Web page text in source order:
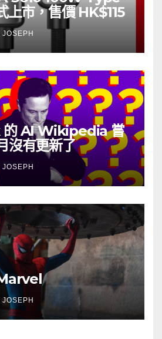
上市，售價 HK$115
JOSEPH
AI Wikipedia 嘗
沒有更新了
JOSEPH
JOSEPH